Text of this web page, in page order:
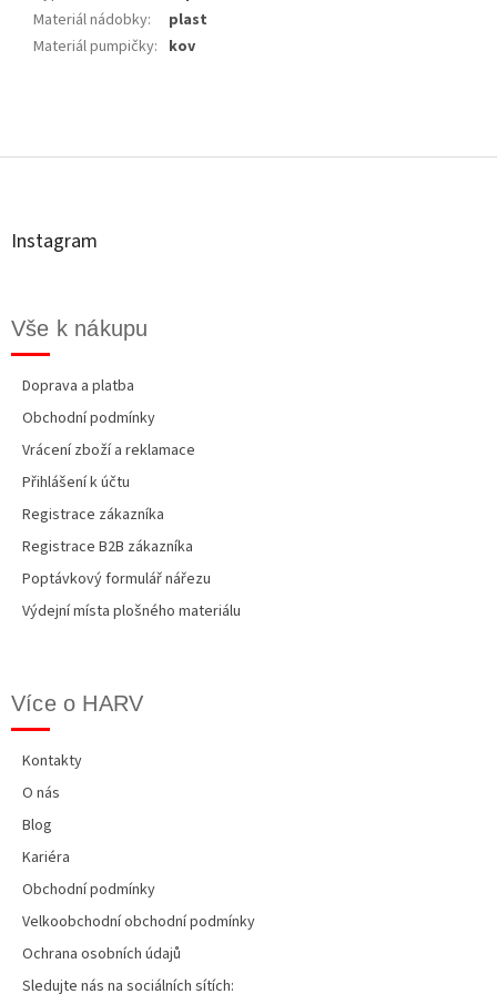
Materiál nádobky:
plast
Materiál pumpičky: kov
á
Instagram
Vše k nákupu
Doprava a platba
Obchodní podmínky
Vrácení zboží a reklamace
Přihlášení k účtu
Registrace zákazníka
Registrace B2B zákazníka
Poptávkový formulář nářezu
Výdejní místa plošného materiálu
Více o HARV
Kontakty
O nás
Blog
Kariéra
Obchodní podmínky
Velkoobchodní obchodní podmínky
Ochrana osobních údajů
Sledujte nás na sociálních sítích: